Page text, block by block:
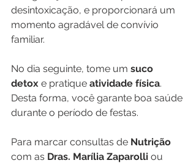
desintoxicação, e proporcionará um
momento agradável de convívio
familiar.
No dia seguinte, tome um suco
detox e pratique atividade física.
Desta forma, você garante boa saúde
durante o período de festas.
Para marcar consultas de Nutrição
com as Dras. Marília Zaparolli ou